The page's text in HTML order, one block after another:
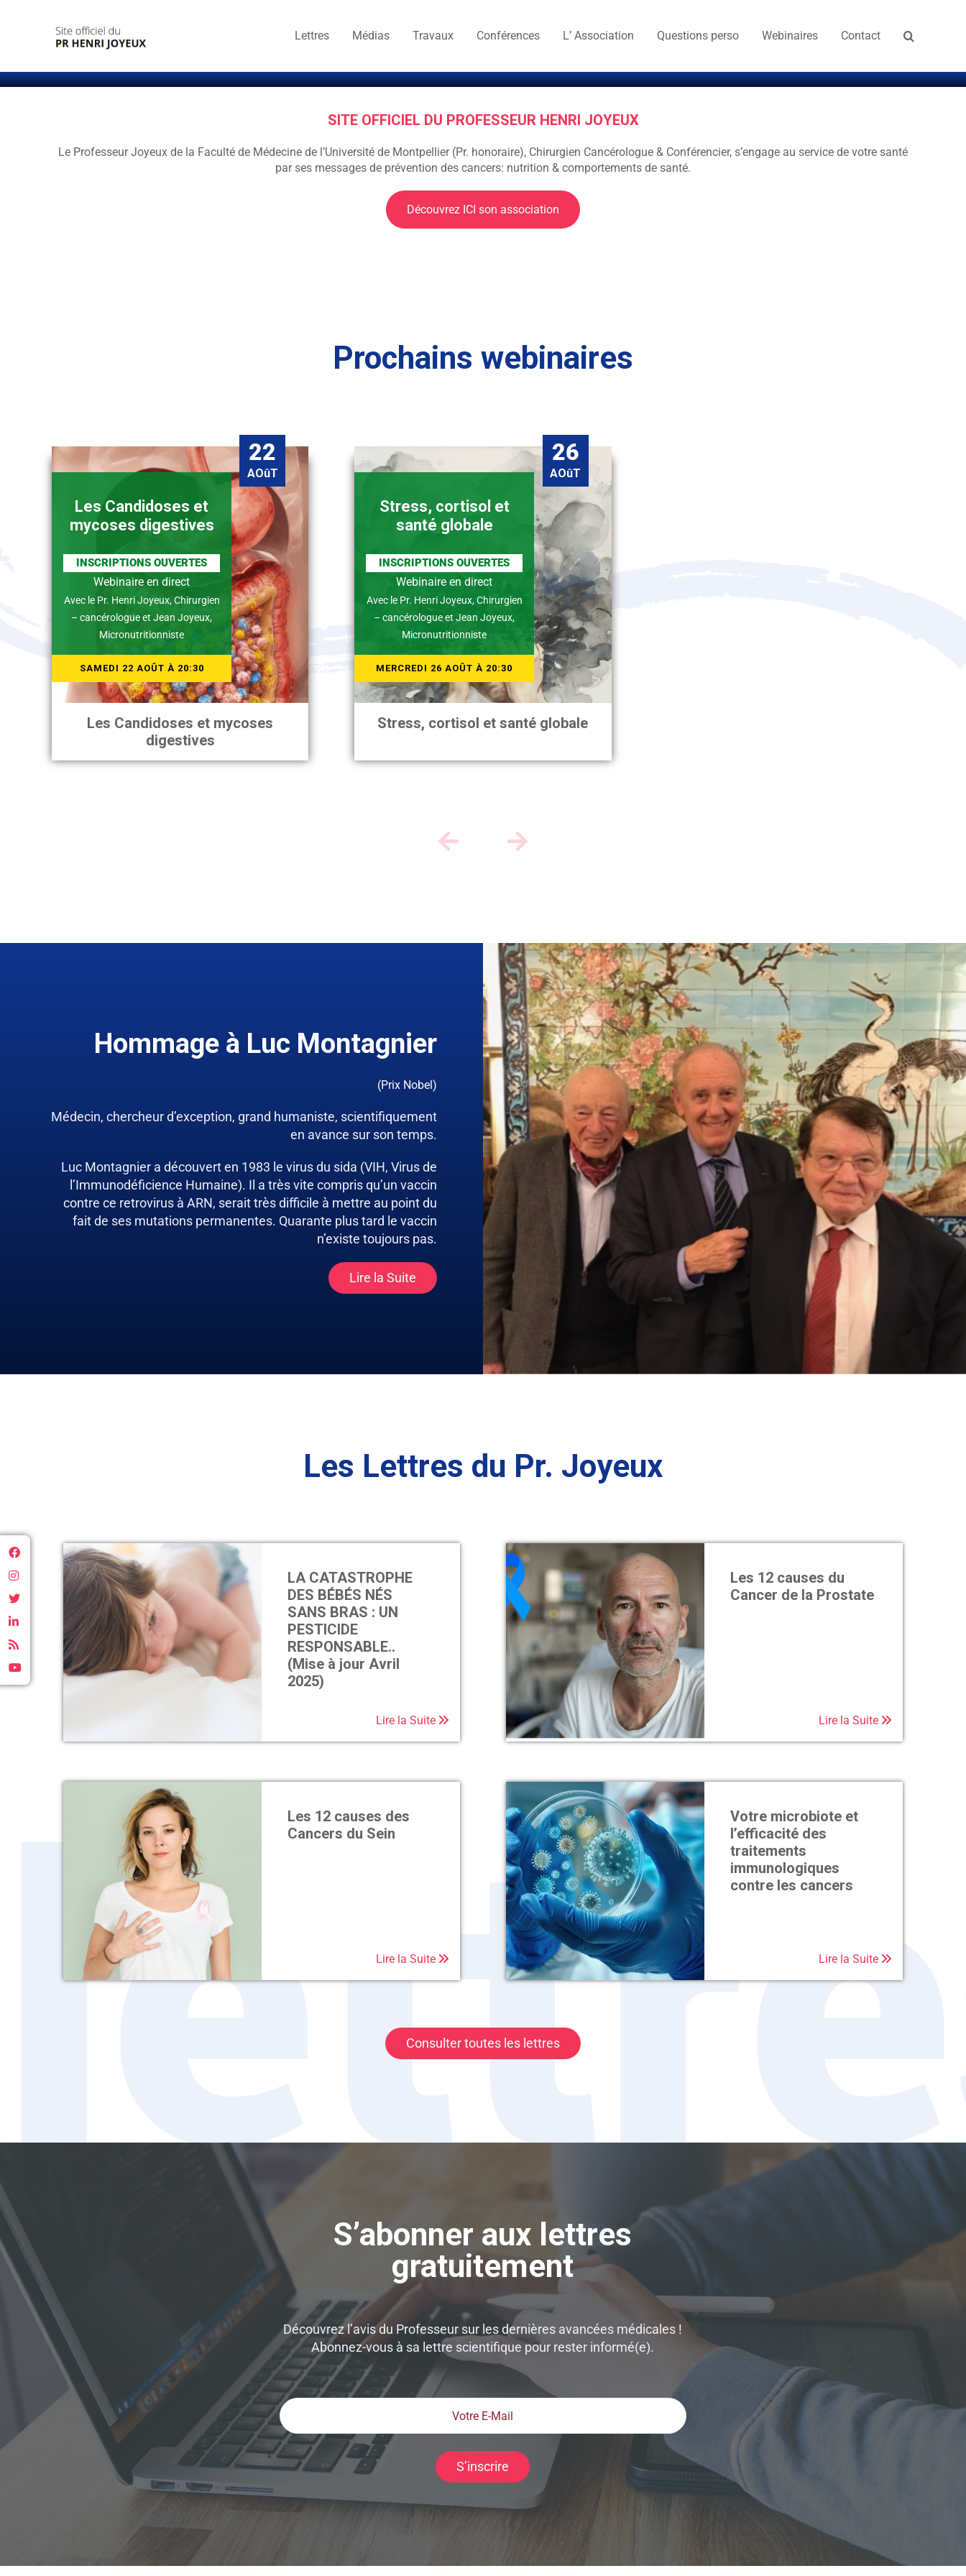
Lettres Médias Travaux Conférences L’ Association Questions perso Webinaires Contact
SITE OFFICIEL DU PROFESSEUR HENRI JOYEUX
Le Professeur Joyeux de la Faculté de Médecine de l’Université de Montpellier (Pr. honoraire), Chirurgien Cancérologue & Conférencier, s’engage au service de votre santé
par ses messages de prévention des cancers: nutrition & comportements de santé.
Découvrez ICI son association
Prochains webinaires
22
AOûT
Les Candidoses et
mycoses digestives
INSCRIPTIONS OUVERTES
Webinaire en direct
Avec le Pr. Henri Joyeux, Chirurgien
– cancérologue et Jean Joyeux,
Micronutritionniste
Les Candidoses et mycoses
digestives
26
AOûT
Stress, cortisol et
santé globale
INSCRIPTIONS OUVERTES
Webinaire en direct
Avec le Pr. Henri Joyeux, Chirurgien
– cancérologue et Jean Joyeux,
Micronutritionniste
Stress, cortisol et santé globale
Hommage à Luc Montagnier
(Prix Nobel)
Médecin, chercheur d’exception, grand humaniste, scientifiquement
en avance sur son temps.
Luc Montagnier a découvert en 1983 le virus du sida (VIH, Virus de
l’Immunodéficience Humaine). Il a très vite compris qu’un vaccin
contre ce retrovirus à ARN, serait très difficile à mettre au point du
fait de ses mutations permanentes. Quarante plus tard le vaccin
n’existe toujours pas.
Lire la Suite
Les Lettres du Pr. Joyeux
LA CATASTROPHE
DES BÉBÉS NÉS
SANS BRAS : UN
PESTICIDE
RESPONSABLE..
(Mise à jour Avril
2025)
Lire la Suite
Les 12 causes du
Cancer de la Prostate
Lire la Suite
Les 12 causes des
Cancers du Sein
Lire la Suite
Votre microbiote et
l’efficacité des
traitements
immunologiques
contre les cancers
Lire la Suite
Consulter toutes les lettres
S’abonner aux lettres
gratuitement
Découvrez l’avis du Professeur sur les dernières avancées médicales !
Abonnez-vous à sa lettre scientifique pour rester informé(e).
S’inscrire